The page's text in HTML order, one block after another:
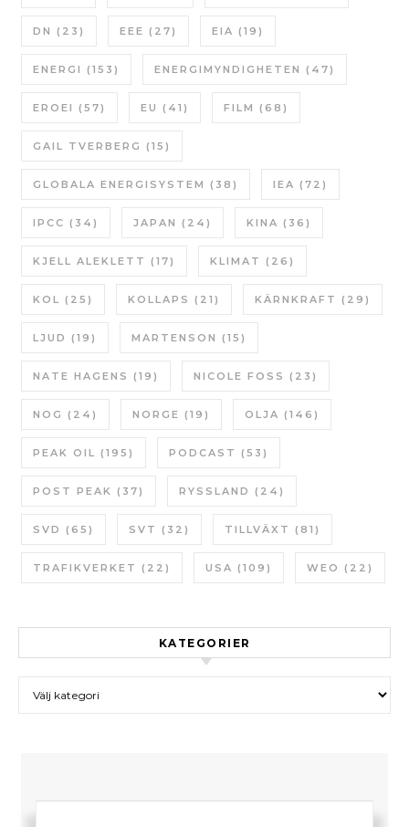
DN (23) EEE (27) EIA (19)
ENERGI (153) ENERGIMYNDIGHETEN (47)
EROEI (57) EU (41) FILM (68)
GAIL TVERBERG (15)
GLOBALA ENERGISYSTEM (38) IEA (72)
IPCC (34) JAPAN (24) KINA (36)
KJELL ALEKLETT (17) KLIMAT (26)
KOL (25) KOLLAPS (21) KÄRNKRAFT (29)
LJUD (19) MARTENSON (15)
NATE HAGENS (19) NICOLE FOSS (23)
NOG (24) NORGE (19) OLJA (146)
PEAK OIL (195) PODCAST (53)
POST PEAK (37) RYSSLAND (24)
SVD (65) SVT (32) TILLVÄXT (81)
TRAFIKVERKET (22) USA (109) WEO (22)
KATEGORIER